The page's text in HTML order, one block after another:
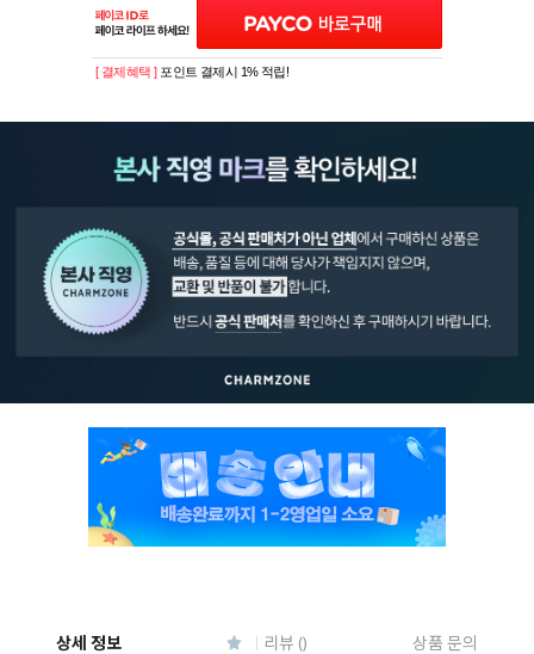
[ 결제혜택 ] 포인트 결제시 1% 적립!
상세 정보 리뷰 () 상품 문의